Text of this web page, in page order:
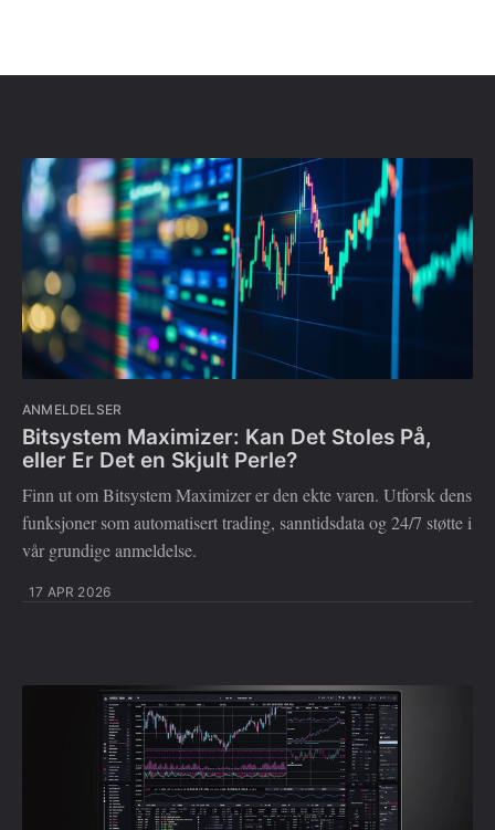
ANMELDELSER
Bitsystem Maximizer: Kan Det Stoles På,
eller Er Det en Skjult Perle?
Finn ut om Bitsystem Maximizer er den ekte varen. Utforsk dens
funksjoner som automatisert trading, sanntidsdata og 24/7 støtte i
vår grundige anmeldelse.
17 APR 2026